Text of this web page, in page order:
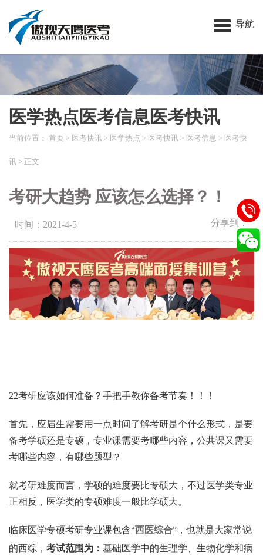
导航
医学热点医考信息医考快讯
当前位置： 首页 > 医考快讯 > 医学热点 > 医考快讯 > 医考信息 > 医考快
讯 > 正文
考研大趋势 应该怎么选择？！
时间：2021-4-5 分享到：
22考研应该如何准备？手把手教你备考节奏！！！
首先，应届生需要用一点时间了解考研是个什么形式，是要
备考学硕还是专硕，专业课需要考哪些内容，公共课又需要
考哪些内容，有哪些题型？
就考研难度而言，学硕的难度要比专硕大，不过医学类专业
正相反，医学类的专硕难度一般比学硕大。
临床医学专硕考研专业课包含“西医综合”，也就是大家常说
的西综， 考试范围为： 基础医学中的生理学、生物化学和病